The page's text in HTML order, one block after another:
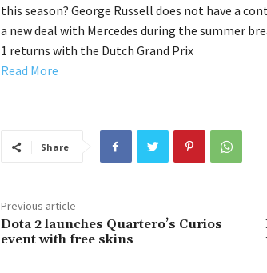
this season? George Russell does not have a
a new deal with Mercedes during the summer
1 returns with the Dutch Grand Prix
Read More
Share
Previous article
Dota 2 launches Quartero’s Curios
event with free skins